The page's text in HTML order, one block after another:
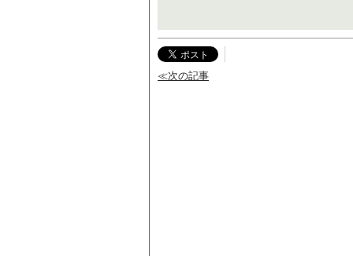
≪次の記事